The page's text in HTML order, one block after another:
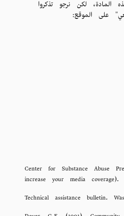
المادة، لكن نرجو تذكروا
على الموقع:
Center for Substance Abuse
increase your media coverage).
Technical assistance bulletin.